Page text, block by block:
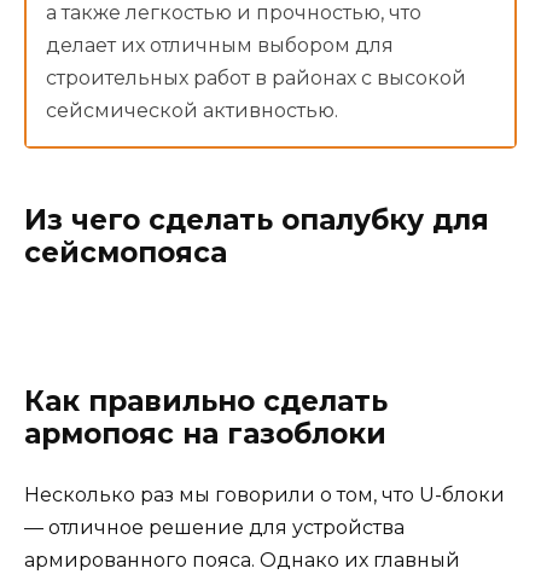
а также легкостью и прочностью, что
делает их отличным выбором для
строительных работ в районах с высокой
сейсмической активностью.
Из чего сделать опалубку для
сейсмопояса
Как правильно сделать
армопояс на газоблоки
Несколько раз мы говорили о том, что U-блоки
— отличное решение для устройства
армированного пояса. Однако их главный